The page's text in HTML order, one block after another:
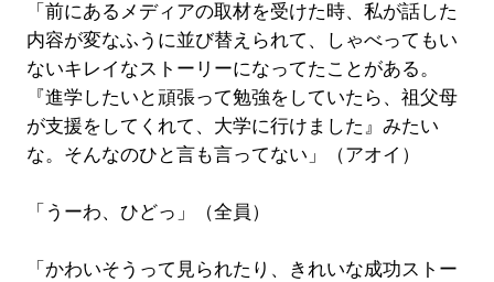
「前にあるメディアの取材を受けた時、私が話した
内容が変なふうに並び替えられて、しゃべってもい
ないキレイなストーリーになってたことがある。
『進学したいと頑張って勉強をしていたら、祖父母
が支援をしてくれて、大学に行けました』みたい
な。そんなのひと言も言ってない」（アオイ）
「うーわ、ひどっ」（全員）
「かわいそうって見られたり、きれいな成功ストー